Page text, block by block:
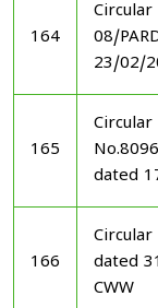
164
Circular
08/
23/02/
165
Circular
dated
166
dated
CWW